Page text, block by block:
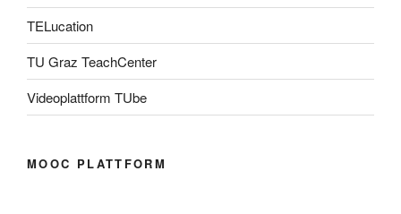
TELucation
TU Graz TeachCenter
Videoplattform TUbe
MOOC PLATTFORM